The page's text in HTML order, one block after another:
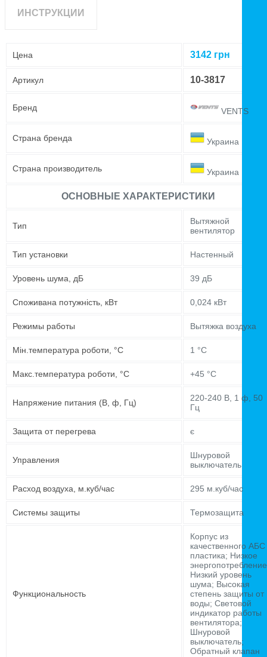
ИНСТРУКЦИИ
Цена 3142 грн
Артикул 10-3817
Бренд VENTS
Страна бренда Украина
Страна производитель Украина
ОСНОВНЫЕ ХАРАКТЕРИСТИКИ
Тип
Вытяжной
вентилятор
Тип установки Настенный
Уровень шума, дБ 39 дБ
Споживана потужність, кВт 0,024 кВт
Режимы работы Вытяжка воздуха
Мін.температура роботи, °C 1 °C
Макс.температура роботи, °C +45 °C
Напряжение питания (В, ф, Гц)
220-240 В, 1 ф, 50
Гц
Защита от перегрева є
Управления
Шнуровой
выключатель
Расход воздуха, м.куб/час 295 м.куб/час
Системы защиты Термозащита
Функциональность
Корпус из
качественного АБС
пластика; Низкое
Низкий уровень
шума; Высокая
степень защиты от
воды; Световой
индикатор работы
вентилятора;
Шнуровой
выключатель;
Обратный клапан